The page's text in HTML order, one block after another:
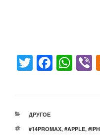
T
er
F
b
W
A
РУБРИКИ
ДРУГОЕ
МЕТКИ
#14PROMAX, #APPLE,